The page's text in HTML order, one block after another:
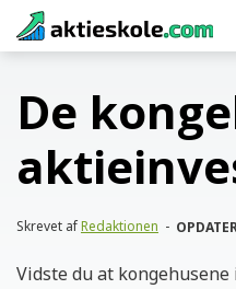
Skip
to
De
Skrevet afRedaktionen -
Vidste du at